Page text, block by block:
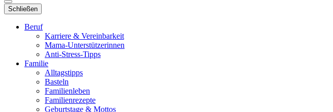
Schließen
Beruf
Karriere & Vereinbarkeit
Mama-Unterstützerinnen
Anti-Stress-Tipps
Familie
Alltagstipps
Basteln
Familienleben
Familienrezepte
Geburtstage & Mottos